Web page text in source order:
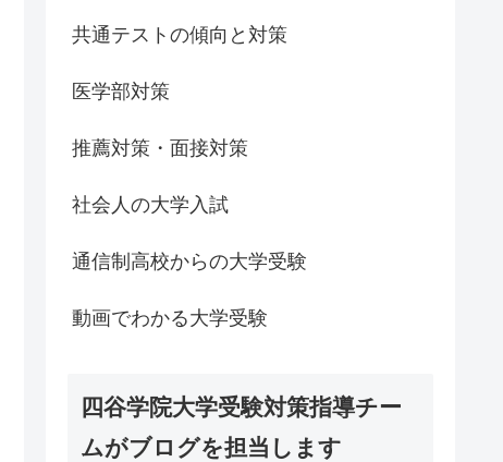
共通テストの傾向と対策
医学部対策
推薦対策・面接対策
社会人の大学入試
通信制高校からの大学受験
動画でわかる大学受験
四谷学院大学受験対策指導チー
ムがブログを担当します